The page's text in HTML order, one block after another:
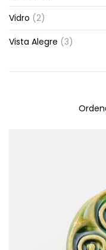
Vidro (2)
Vista Alegre (3)